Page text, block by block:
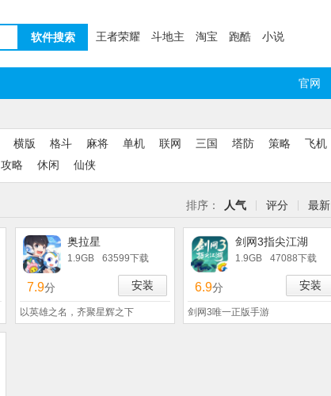
软件搜索 王者荣耀 斗地主 淘宝 跑酷 小说
官网
横版 格斗 麻将 单机 联网 三国 塔防 策略
飞机
攻略 休闲 仙侠
排序： 人气 评分 最新
奥拉星
1.9GB 63599下载
7.9分 安装
以英雄之名，齐聚星辉之下
剑网3指尖江湖
1.9GB 47088下载
6.9分 安装
剑网3唯一正版手游